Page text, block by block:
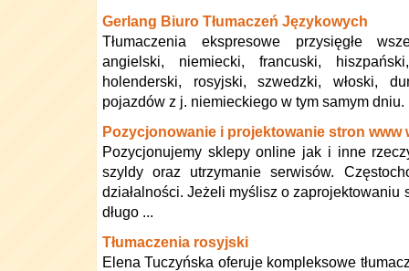
Gerlang Biuro Tłumaczeń Językowych
Tłumaczenia ekspresowe przysięgłe
angielski, niemiecki, francuski,
holenderski, rosyjski, szwedzki, włoski,
pojazdów z j. niemieckiego w tym samym dniu.
Pozycjonowanie i projektowanie stron www
Pozycjonujemy sklepy online jak i inne
szyldy oraz utrzymanie serwisów.
działalności. Jeżeli myślisz o zaprojektowaniu
długo ...
Tłumaczenia rosyjski
Elena Tuczyńska oferuje kompleksowe